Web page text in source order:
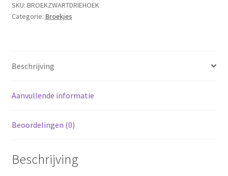
SKU: BROEKZWARTDRIEHOEK
Categorie: Broekjes
Beschrijving
Aanvullende informatie
Beoordelingen (0)
Beschrijving